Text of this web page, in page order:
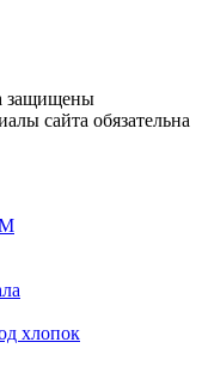
защищены
сайта обязательна
хлопок